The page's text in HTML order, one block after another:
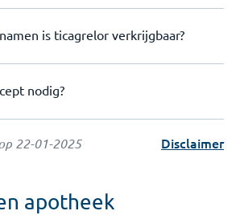
is ticagrelor verkrijgbaar?
nodig?
22-01-2025 Disclaimer
apotheek